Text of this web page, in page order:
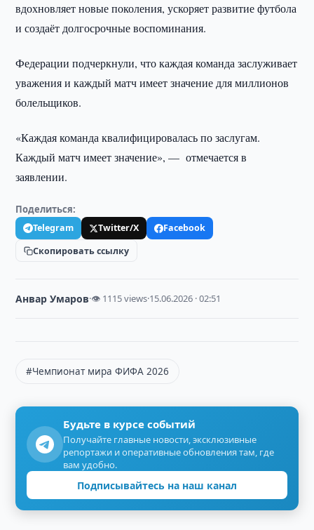
вдохновляет новые поколения, ускоряет развитие футбола
и создаёт долгосрочные воспоминания.
Федерации подчеркнули, что каждая команда заслуживает
уважения и каждый матч имеет значение для миллионов
болельщиков.
«Каждая команда квалифицировалась по заслугам.
Каждый матч имеет значение», — отмечается в
заявлении.
Поделиться:
Telegram Twitter/X
Facebook
Скопировать ссылку
Анвар Умаров·👁 1115 views·15.06.2026 · 02:51
#Чемпионат мира ФИФА 2026
Будьте в курсе событий
Получайте главные новости, эксклюзивные
репортажи и оперативные обновления там, где
вам удобно.
Подписывайтесь на наш канал